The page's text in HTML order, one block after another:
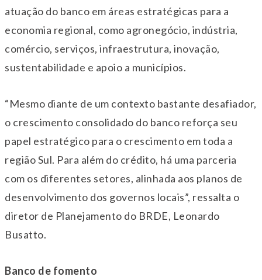
atuação do banco em áreas estratégicas para a
economia regional, como agronegócio, indústria,
comércio, serviços, infraestrutura, inovação,
sustentabilidade e apoio a municípios.
“Mesmo diante de um contexto bastante desafiador,
o crescimento consolidado do banco reforça seu
papel estratégico para o crescimento em toda a
região Sul. Para além do crédito, há uma parceria
com os diferentes setores, alinhada aos planos de
desenvolvimento dos governos locais”, ressalta o
diretor de Planejamento do BRDE, Leonardo
Busatto.
Banco de fomento